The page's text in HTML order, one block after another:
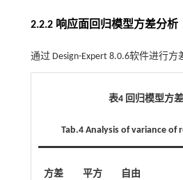
2.2.2 响应面回归模型方差分析
通过 Design-Expert 8.0.6软件进行
表4 回归模型方
Tab.4 Analysis of variance of
方差
平方
自由